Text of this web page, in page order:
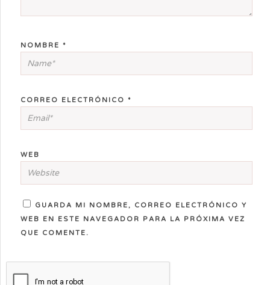
NOMBRE *
CORREO ELECTRÓNICO *
WEB
GUARDA MI NOMBRE, CORREO ELECTRÓNICO Y
WEB EN ESTE NAVEGADOR PARA LA PRÓXIMA VEZ
QUE COMENTE.